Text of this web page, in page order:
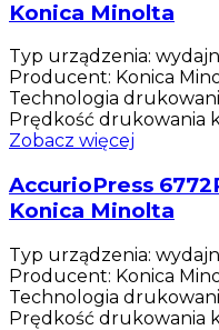
Konica Minolta
Typ urządzenia:
Producent: Konica
Technologia
Prędkość drukowania
Zobacz więcej
AccurioPress
Konica Minolta
Typ urządzenia:
Producent: Konica
Technologia
Prędkość drukowania